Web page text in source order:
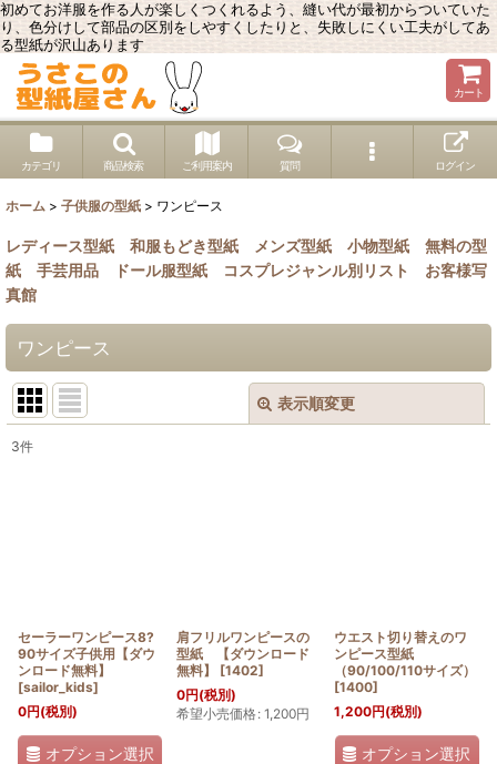
初めてお洋服を作る人が楽しくつくれるよう、縫い代が最初からついていた
り、色分けして部品の区別をしやすくしたりと、失敗しにくい工夫がしてあ
る型紙が沢山あります
カート
カテゴリ 商品検索 ご利用案内 質問 ログイン
ホーム > 子供服の型紙 > ワンピース
レディース型紙 和服もどき型紙 メンズ型紙 小物型紙
無料の型
紙
手芸用品 ドール服型紙 コスプレジャンル別リスト
お客様写
真館
ワンピース
表示順変更
3件
セーラーワンピース8?
90サイズ子供用【ダウ
ンロード無料】
[sailor_kids]
0円(税別)
オプション選択
肩フリルワンピースの
型紙 【ダウンロード
無料】
[1402]
0円(税別)
希望小売価格: 1,200円
ウエスト切り替えのワ
ンピース型紙
（90/100/110サイズ）
[1400]
1,200円(税別)
オプション選択